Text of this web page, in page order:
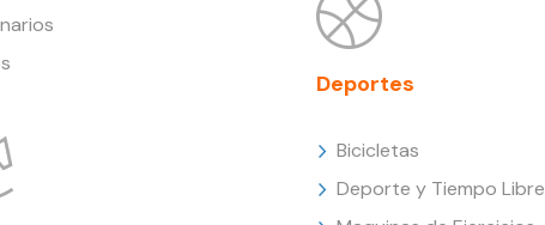
Deportes
Bicicletas
Deporte y Tiempo Libre